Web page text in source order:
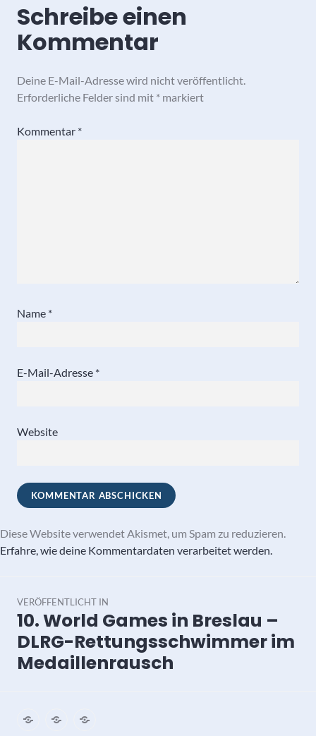
Schreibe einen
Kommentar
Deine E-Mail-Adresse wird nicht veröffentlicht.
Erforderliche Felder sind mit * markiert
Kommentar *
Name *
E-Mail-Adresse *
Website
Diese Website verwendet Akismet, um Spam zu reduzieren.
Erfahre, wie deine Kommentardaten verarbeitet werden.
VERÖFFENTLICHT IN
10. World Games in Breslau –
DLRG-Rettungsschwimmer im
Medaillenrausch
ImpressumDatenschutz
Kontakt